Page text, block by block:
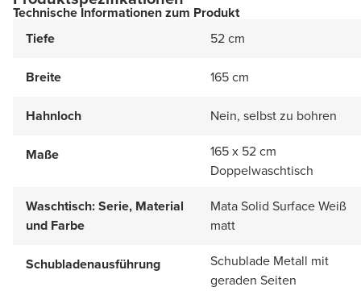
Technische Informationen zum Produkt
Tiefe
52 cm
Breite 165 cm
Hahnloch Nein, selbst zu bohren
Maße
165 x 52 cm
Doppelwaschtisch
Waschtisch: Serie, Material
und Farbe
Mata Solid Surface Weiß
matt
Schubladenausführung
Schublade Metall mit
geraden Seiten